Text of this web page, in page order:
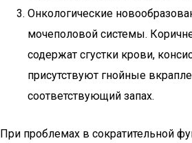
Онкологические
мочеполовой системы.
содержат сгустки крови,
присутствуют гнойные
соответствующий запах.
При проблемах в сократительной